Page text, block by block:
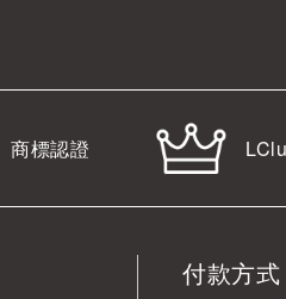
商標認證
付款方式